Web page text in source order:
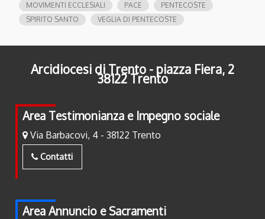
MOVIMENTI ECCLESIALI
PACE
PENTECOSTE
SPIRITO SANTO
VEGLIA DI PENTECOSTE
Arcidiocesi di Trento - piazza Fiera, 2
38122 Trento
Area Testimonianza e Impegno sociale
Via Barbacovi, 4 - 38122 Trento
Contatti
Area Annuncio e Sacramenti